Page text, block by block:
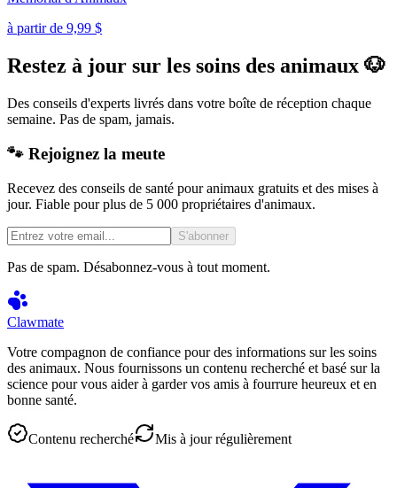
à partir de 9,99 $
Restez à jour sur les soins des animaux 🐶
Des conseils d'experts livrés dans votre boîte de réception chaque
semaine. Pas de spam, jamais.
🐾 Rejoignez la meute
Recevez des conseils de santé pour animaux gratuits et des mises à
jour. Fiable pour plus de 5 000 propriétaires d'animaux.
S'abonner
Pas de spam. Désabonnez-vous à tout moment.
Clawmate
Votre compagnon de confiance pour des informations sur les soins
des animaux. Nous fournissons un contenu recherché et basé sur la
science pour vous aider à garder vos amis à fourrure heureux et en
bonne santé.
Contenu recherché Mis à jour régulièrement